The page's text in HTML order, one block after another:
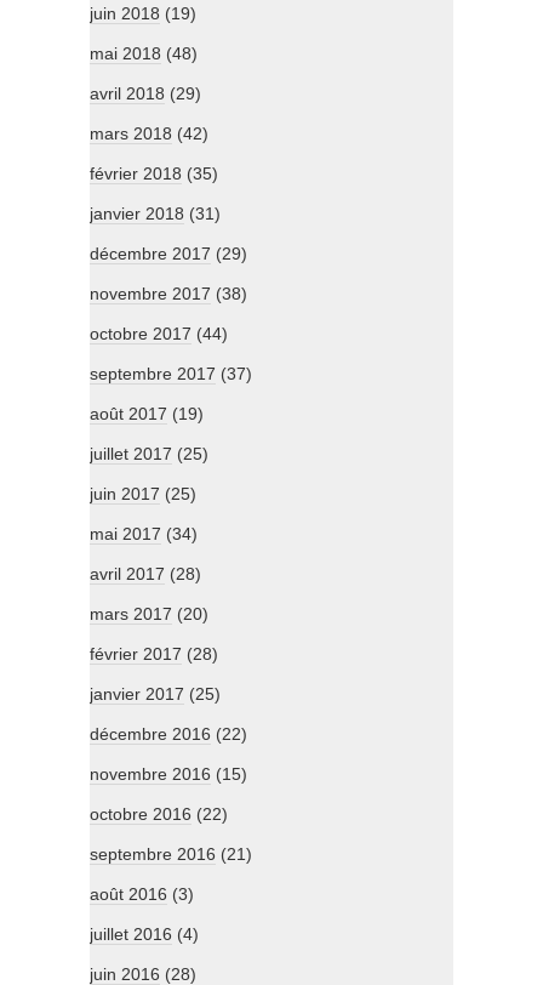
juin 2018 (19)
mai 2018 (48)
avril 2018 (29)
mars 2018 (42)
février 2018 (35)
janvier 2018 (31)
décembre 2017 (29)
novembre 2017 (38)
octobre 2017 (44)
septembre 2017 (37)
août 2017 (19)
juillet 2017 (25)
juin 2017 (25)
mai 2017 (34)
avril 2017 (28)
mars 2017 (20)
février 2017 (28)
janvier 2017 (25)
décembre 2016 (22)
novembre 2016 (15)
octobre 2016 (22)
septembre 2016 (21)
août 2016 (3)
juillet 2016 (4)
juin 2016 (28)